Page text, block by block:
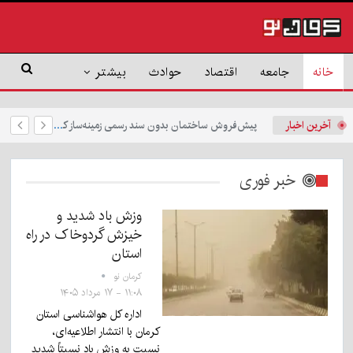
خانه جامعه اقتصاد حوادث بیشتر
آخرین اخبار پیش‌فروش ساختمان بدون سند رسمی زمینه‌ساز کلاهبرداری و تضییع حقوق است
خبر فوری
وزش باد شدید و
خیزش گردوخاک در راه
استان
کرمان نو
۱۱:۰۸ - ۱۷ مرداد ۱۴۰۵
اداره کل هواشناسی استان
کرمان با انتشار اطلاعیه‌ای،